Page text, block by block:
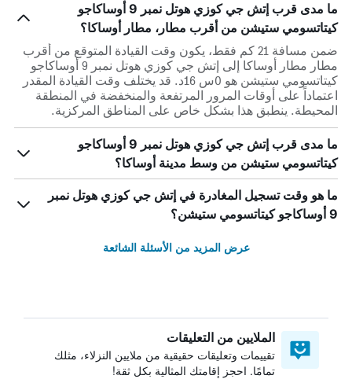
ما مدى قرب إتش جي كوزي هوتل نمبر 9 أوساكاجو
كيتاتسومي ستيشن من أقرب مطار، مطار أوساكا؟
ضمن مسافة 21 كم فقط، يكون وقت القيادة المتوقع من أقرب
مطار مطار أوساكا إلى إتش جي كوزي هوتل نمبر 9 أوساكاجو
كيتاتسومي ستيشن هو 0س 16د. قد يختلف وقت القيادة المقدر
اعتماداً على أوقات المرور المرتفعة والمنخفضة في المنطقة
المحيطة. ينطبق هذا بشكل خاص على المناطق المركزية.
ما مدى قرب إتش جي كوزي هوتل نمبر 9 أوساكاجو
كيتاتسومي ستيشن من وسط مدينة أوساكا؟
ما هو وقت تسجيل المغادرة في إتش جي كوزي هوتل نمبر
9 أوساكاجو كيتاتسومي ستيشن؟
عرض المزيد من الأسئلة الشائعة
الملايين من التعليقات
تقييمات وتعليقات حقيقية من ملايين النزلاء، مثلك
تمامًا. احجز إقامتك المثالية بكل ثقة!